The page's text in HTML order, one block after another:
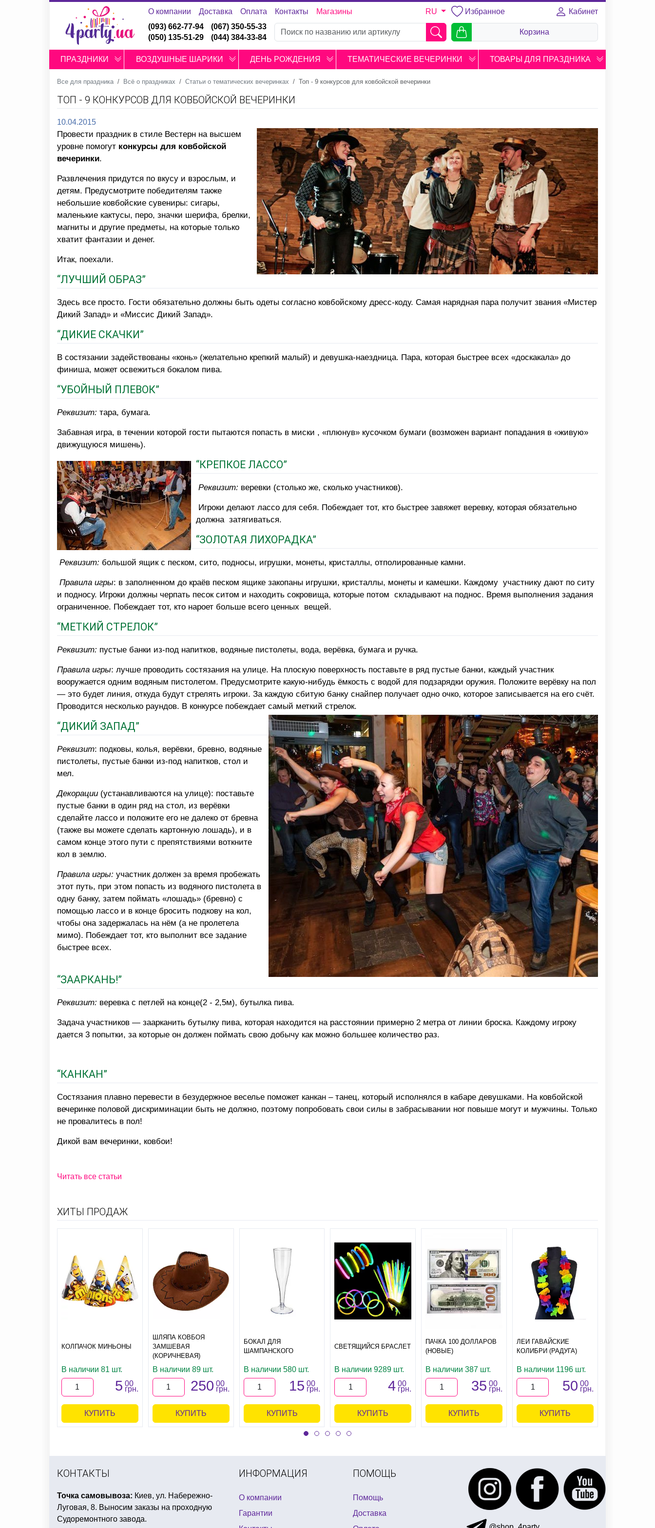
О компании Доставка Оплата Контакты Магазины RU Избранное
Кабинет
(093) 662-77-94
(050) 135-51-29
(067) 350-55-33
(044) 384-33-84
Корзина
ПРАЗДНИКИ ВОЗДУШНЫЕ ШАРИКИ ДЕНЬ РОЖДЕНИЯ ТЕМАТИЧЕСКИЕ ВЕЧЕРИНКИ ТОВАРЫ ДЛЯ ПРАЗДНИКА
Все для праздника Всё о праздниках Статьи о тематических вечеринках Топ - 9 конкурсов для ковбойской вечеринки
ТОП - 9 КОНКУРСОВ ДЛЯ КОВБОЙСКОЙ ВЕЧЕРИНКИ
10.04.2015
Провести праздник в стиле Вестерн на высшем
уровне помогут конкурсы для ковбойской
вечеринки.
Развлечения придутся по вкусу и взрослым, и
детям. Предусмотрите победителям также
небольшие ковбойские сувениры: сигары,
маленькие кактусы, перо, значки шерифа, брелки,
магниты и другие предметы, на которые только
хватит фантазии и денег.
Итак, поехали.
“ЛУЧШИЙ ОБРАЗ”
Здесь все просто. Гости обязательно должны быть одеты согласно ковбойскому дресс-коду. Самая нарядная пара получит звания «Мистер
Дикий Запад» и «Миссис Дикий Запад».
“ДИКИЕ СКАЧКИ”
В состязании задействованы «конь» (желательно крепкий малый) и девушка-наездница. Пара, которая быстрее всех «доскакала» до
финиша, может освежиться бокалом пива.
“УБОЙНЫЙ ПЛЕВОК”
Реквизит: тара, бумага.
Забавная игра, в течении которой гости пытаются попасть в миски , «плюнув» кусочком бумаги (возможен вариант попадания в «живую»
движущуюся мишень).
“КРЕПКОЕ ЛАССО”
Реквизит: веревки (столько же, сколько участников).
Игроки делают лассо для себя. Побеждает тот, кто быстрее завяжет веревку, которая обязательно
должна затягиваться.
“ЗОЛОТАЯ ЛИХОРАДКА”
Реквизит: большой ящик с песком, сито, подносы, игрушки, монеты, кристаллы, отполированные камни.
Правила игры: в заполненном до краёв песком ящике закопаны игрушки, кристаллы, монеты и камешки. Каждому участнику дают по ситу
и подносу. Игроки должны черпать песок ситом и находить сокровища, которые потом складывают на поднос. Время выполнения задания
ограниченное. Побеждает тот, кто нароет больше всего ценных вещей.
“МЕТКИЙ СТРЕЛОК”
Реквизит: пустые банки из-под напитков, водяные пистолеты, вода, верёвка, бумага и ручка.
Правила игры: лучше проводить состязания на улице. На плоскую поверхность поставьте в ряд пустые банки, каждый участник
вооружается одним водяным пистолетом. Предусмотрите какую-нибудь ёмкость с водой для подзарядки оружия. Положите верёвку на пол
— это будет линия, откуда будут стрелять игроки. За каждую сбитую банку снайпер получает одно очко, которое записывается на его счёт.
Проводится несколько раундов. В конкурсе побеждает самый меткий стрелок.
“ДИКИЙ ЗАПАД”
Реквизит: подковы, колья, верёвки, бревно, водяные
пистолеты, пустые банки из-под напитков, стол и
мел.
Декорации (устанавливаются на улице): поставьте
пустые банки в один ряд на стол, из верёвки
сделайте лассо и положите его не далеко от бревна
(также вы можете сделать картонную лошадь), и в
самом конце этого пути с препятствиями воткните
кол в землю.
Правила игры: участник должен за время пробежать
этот путь, при этом попасть из водяного пистолета в
одну банку, затем поймать «лошадь» (бревно) с
помощью лассо и в конце бросить подкову на кол,
чтобы она задержалась на нём (а не пролетела
мимо). Побеждает тот, кто выполнит все задание
быстрее всех.
“ЗААРКАНЬ!”
Реквизит: веревка с петлей на конце(2 - 2,5м), бутылка пива.
Задача участников — заарканить бутылку пива, которая находится на расстоянии примерно 2 метра от линии броска. Каждому игроку
дается 3 попытки, за которые он должен поймать свою добычу как можно большее количество раз.
“КАНКАН”
Состязания плавно перевести в безудержное веселье поможет канкан – танец, который исполнялся в кабаре девушками. На ковбойской
вечеринке половой дискриминации быть не должно, поэтому попробовать свои силы в забрасывании ног повыше могут и мужчины. Только
не провалитесь в пол!
Дикой вам вечеринки, ковбои!
Читать все статьи
ХИТЫ ПРОДАЖ
КОЛПАЧОК МИНЬОНЫ
В наличии 81 шт.
5 00
грн.
КУПИТЬ
ШЛЯПА КОВБОЯ
ЗАМШЕВАЯ
(КОРИЧНЕВАЯ)
В наличии 89 шт.
250 00
грн.
КУПИТЬ
БОКАЛ ДЛЯ
ШАМПАНСКОГО
В наличии 580 шт.
15 00
грн.
КУПИТЬ
СВЕТЯЩИЙСЯ БРАСЛЕТ
В наличии 9289 шт.
4 00
грн.
КУПИТЬ
ПАЧКА 100 ДОЛЛАРОВ
(НОВЫЕ)
В наличии 387 шт.
35 00
грн.
КУПИТЬ
ЛЕИ ГАВАЙСКИЕ
КОЛИБРИ (РАДУГА)
В наличии 1196 шт.
50 00
грн.
КУПИТЬ
КОНТАКТЫ
Точка самовывоза: Киев, ул. Набережно-
Луговая, 8. Выносим заказы на проходную
Судоремонтного завода.
ИНФОРМАЦИЯ
О компании
Гарантии
ПОМОЩЬ
Помощь
Доставка